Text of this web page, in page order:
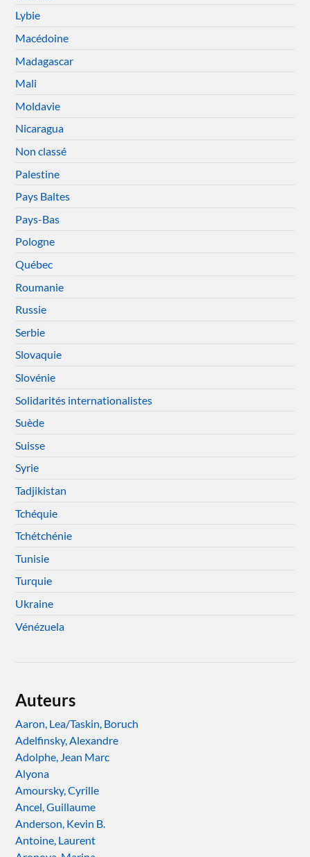
Lybie
Macédoine
Madagascar
Mali
Moldavie
Nicaragua
Non classé
Palestine
Pays Baltes
Pays-Bas
Pologne
Québec
Roumanie
Russie
Serbie
Slovaquie
Slovénie
Solidarités internationalistes
Suède
Suisse
Syrie
Tadjikistan
Tchéquie
Tchétchénie
Tunisie
Turquie
Ukraine
Vénézuela
Auteurs
Aaron, Lea/Taskin, Boruch
Adelfinsky, Alexandre
Adolphe, Jean Marc
Alyona
Amoursky, Cyrille
Ancel, Guillaume
Anderson, Kevin B.
Antoine, Laurent